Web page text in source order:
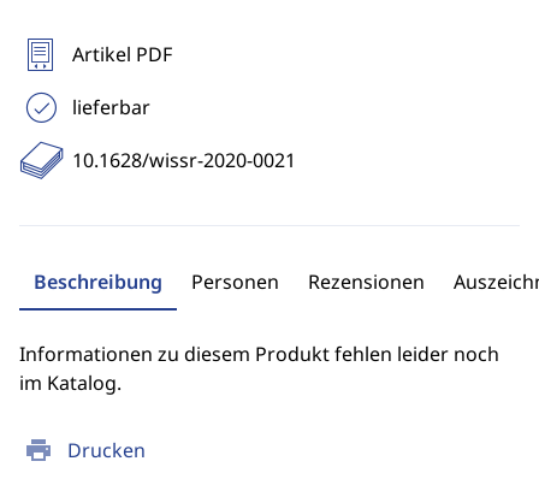
print Drucken
Artikel PDF
lieferbar
10.1628/wissr-2020-0021
Beschreibung Personen Rezensionen
Informationen zu diesem Produkt fehlen leider noch
im Katalog.